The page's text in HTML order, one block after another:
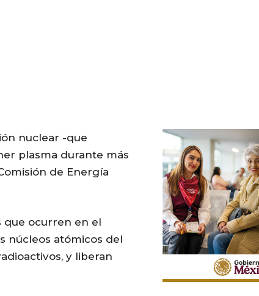
nuclear -que
plasma durante más
de Energía
que ocurren en el
núcleos atómicos del
y liberan